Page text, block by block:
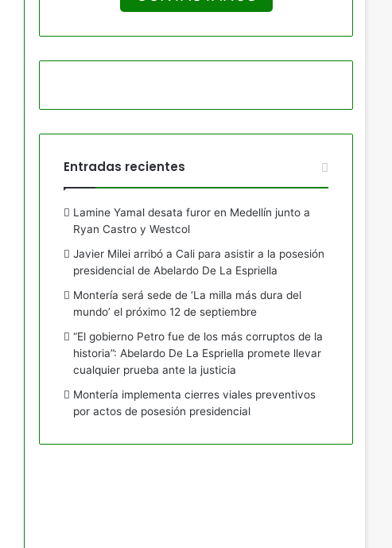
Entradas recientes
Lamine Yamal desata furor en Medellín junto a
Ryan Castro y Westcol
Javier Milei arribó a Cali para asistir a la posesión
presidencial de Abelardo De La Espriella
Montería será sede de ‘La milla más dura del
mundo’ el próximo 12 de septiembre
“El gobierno Petro fue de los más corruptos de la
historia”: Abelardo De La Espriella promete llevar
cualquier prueba ante la justicia
Montería implementa cierres viales preventivos
por actos de posesión presidencial